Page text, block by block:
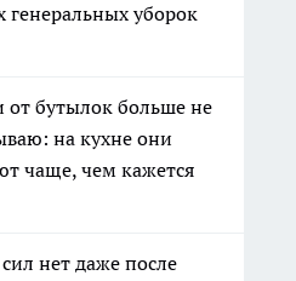
генеральных уборок
бутылок больше не
на кухне они
чаще, чем кажется
нет даже после